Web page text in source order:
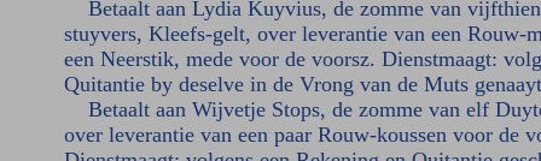
Betaalt aan Lydia Kuyvius, de zomme van vijfthien
stuyvers, Kleefs-gelt, over leverantie van een Rouw-
een Neerstik, mede voor de voorsz. Dienstmaagt:
Quitantie by deselve in de Vrong van de Muts
Betaalt aan Wijvetje Stops, de zomme van elf
over leverantie van een paar Rouw-koussen voor de